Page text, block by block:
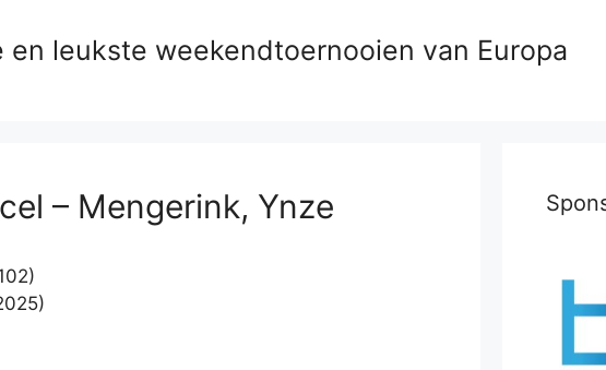
en leukste weekendtoernooien van Europa
– Mengerink, Ynze